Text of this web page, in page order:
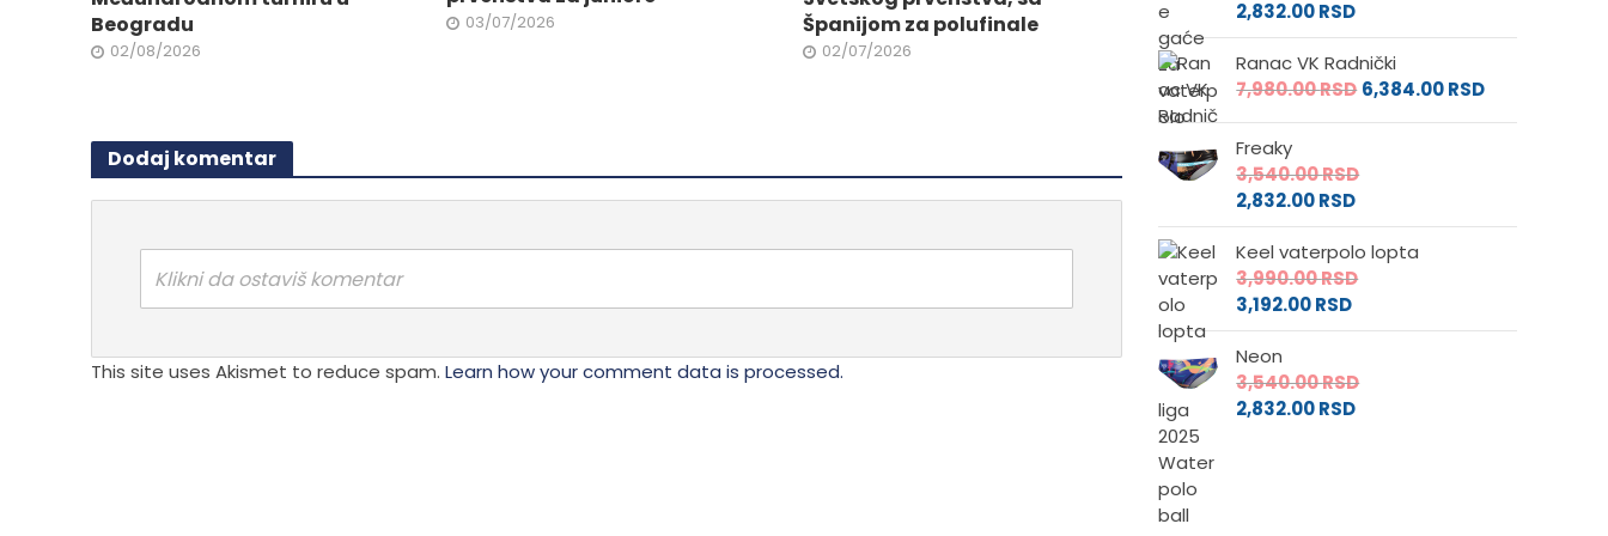
proizvoda.
Beogradu
02/08/2026
03/07/2026
Španijom za polufinale
02/07/2026
Dodaj komentar
Klikni da ostaviš komentar
This site uses Akismet to reduce spam. Learn how your comment data is processed.
2,832.00RSD
Ranac VK Radnički
7,980.00RSD 6,384.00RSD
Freaky
3,540.00RSD
2,832.00RSD
Keel vaterpolo lopta
3,990.00RSD
3,192.00RSD
Neon
3,540.00RSD
2,832.00RSD